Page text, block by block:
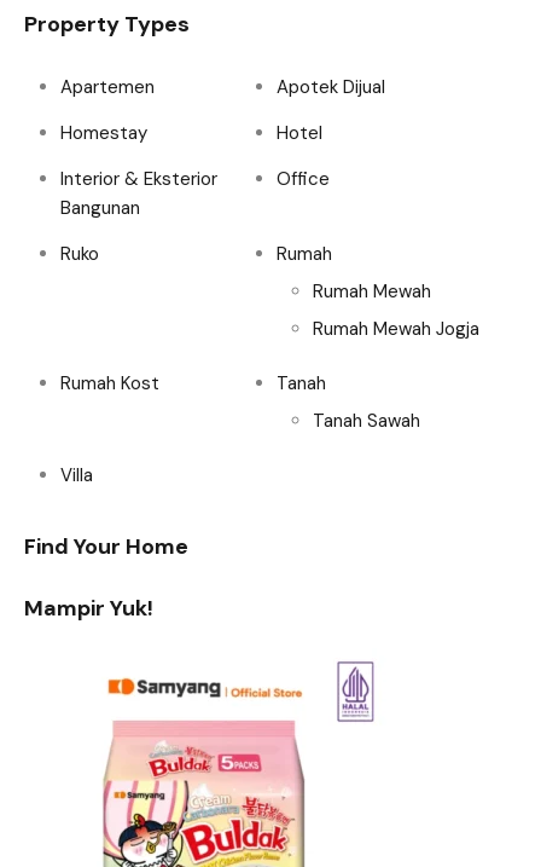
Property Types
Apartemen
Apotek Dijual
Homestay
Hotel
Interior & Eksterior
Bangunan
Office
Ruko
Rumah
Rumah Mewah
Rumah Mewah Jogja
Rumah Kost
Tanah
Tanah Sawah
Villa
Find Your Home
Mampir Yuk!